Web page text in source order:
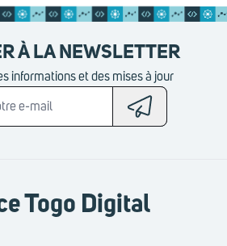
À LA NEWSLETTER
informations et des mises à jour
Togo Digital